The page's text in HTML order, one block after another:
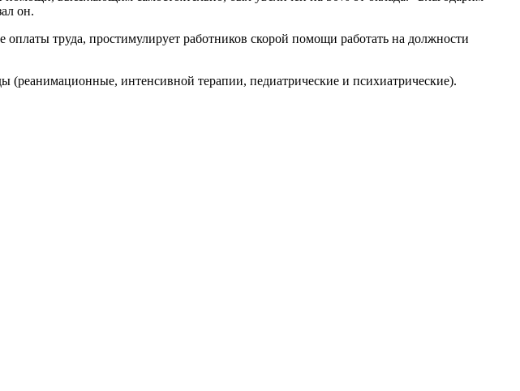
он.
труда, простимулирует работников скорой помощи работать на должности
интенсивной терапии, педиатрические и психиатрические).